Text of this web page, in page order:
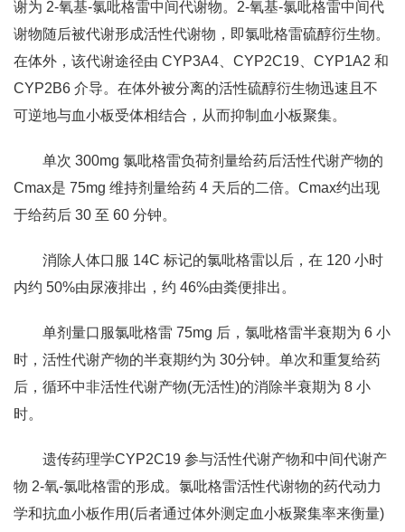
谢为 2-氧基-氯吡格雷中间代谢物。2-氧基-氯吡格雷中间代
谢物随后被代谢形成活性代谢物，即氯吡格雷硫醇衍生物。
在体外，该代谢途径由 CYP3A4、CYP2C19、CYP1A2 和
CYP2B6 介导。在体外被分离的活性硫醇衍生物迅速且不
可逆地与血小板受体相结合，从而抑制血小板聚集。
单次 300mg 氯吡格雷负荷剂量给药后活性代谢产物的
Cmax是 75mg 维持剂量给药 4 天后的二倍。Cmax约出现
于给药后 30 至 60 分钟。
消除人体口服 14C 标记的氯吡格雷以后，在 120 小时
内约 50%由尿液排出，约 46%由粪便排出。
单剂量口服氯吡格雷 75mg 后，氯吡格雷半衰期为 6 小
时，活性代谢产物的半衰期约为 30分钟。单次和重复给药
后，循环中非活性代谢产物(无活性)的消除半衰期为 8 小
时。
遗传药理学CYP2C19 参与活性代谢产物和中间代谢产
物 2-氧-氯吡格雷的形成。氯吡格雷活性代谢物的药代动力
学和抗血小板作用(后者通过体外测定血小板聚集率来衡量)